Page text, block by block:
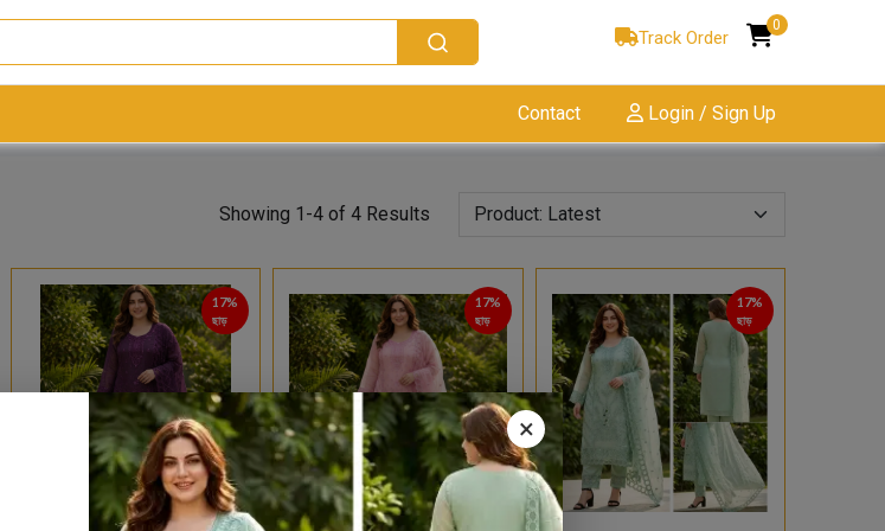
Track Order
0
Contact Login / Sign Up
Showing 1-4 of 4 Results
17%
ছাড়
17%
ছাড়
17%
ছাড়
×